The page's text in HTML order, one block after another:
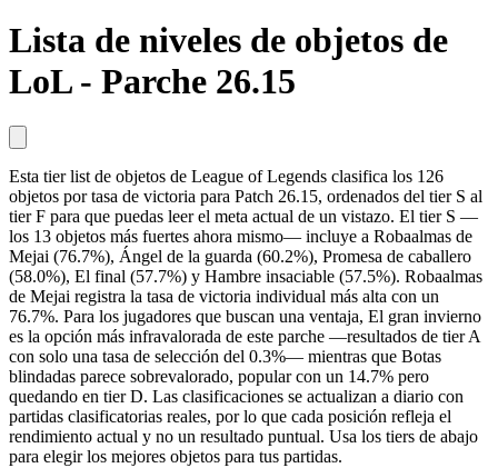
Lista de niveles de objetos de
LoL - Parche 26.15
Esta tier list de objetos de League of Legends clasifica los 126
objetos por tasa de victoria para Patch 26.15, ordenados del tier S al
tier F para que puedas leer el meta actual de un vistazo. El tier S —
los 13 objetos más fuertes ahora mismo— incluye a Robaalmas de
Mejai (76.7%), Ángel de la guarda (60.2%), Promesa de caballero
(58.0%), El final (57.7%) y Hambre insaciable (57.5%). Robaalmas
de Mejai registra la tasa de victoria individual más alta con un
76.7%. Para los jugadores que buscan una ventaja, El gran invierno
es la opción más infravalorada de este parche —resultados de tier A
con solo una tasa de selección del 0.3%— mientras que Botas
blindadas parece sobrevalorado, popular con un 14.7% pero
quedando en tier D. Las clasificaciones se actualizan a diario con
partidas clasificatorias reales, por lo que cada posición refleja el
rendimiento actual y no un resultado puntual. Usa los tiers de abajo
para elegir los mejores objetos para tus partidas.